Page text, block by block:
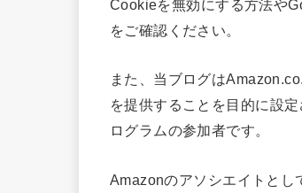
Cookieを無効にする方法や
をご確認ください。
また、当ブログは
を提供することを目的に設
ログラムの参加者です。
Amazonのアソシエイトとし